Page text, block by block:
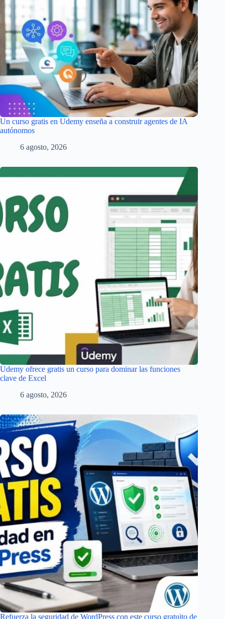
Un curso gratis en Udemy enseña a construir agentes de IA
autónomos
6 agosto, 2026
Udemy ofrece gratis un curso para dominar las funciones
clave de Excel
6 agosto, 2026
Refuerza la seguridad de WordPress con este curso gratuito de